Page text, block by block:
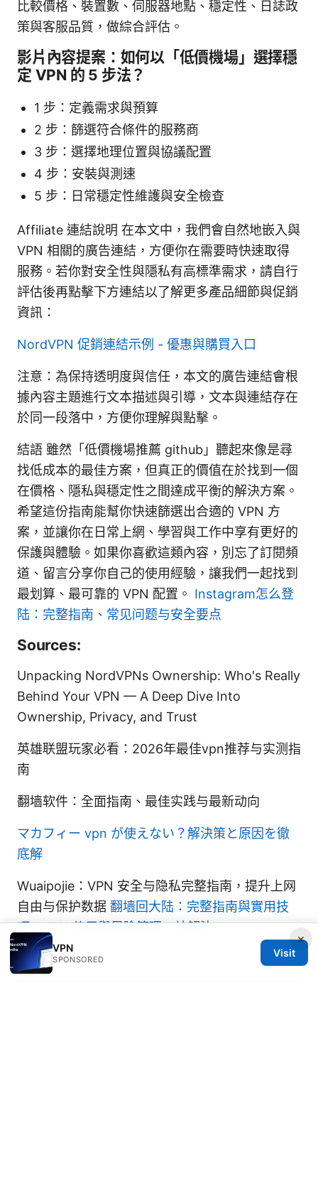
比較價格、裝置數、伺服器地點、穩定性、日誌政
策與客服品質，做綜合評估。
影片內容提案：如何以「低價機場」選擇穩
定 VPN 的 5 步法？
1 步：定義需求與預算
2 步：篩選符合條件的服務商
3 步：選擇地理位置與協議配置
4 步：安裝與測速
5 步：日常穩定性維護與安全檢查
Affiliate 連結說明 在本文中，我們會自然地嵌入與
VPN 相關的廣告連結，方便你在需要時快速取得
服務。若你對安全性與隱私有高標準需求，請自行
評估後再點擊下方連結以了解更多產品細節與促銷
資訊：
NordVPN 促銷連結示例 - 優惠與購買入口
注意：為保持透明度與信任，本文的廣告連結會根
據內容主題進行文本描述與引導，文本與連結存在
於同一段落中，方便你理解與點擊。
結語 雖然「低價機場推薦 github」聽起來像是尋
找低成本的最佳方案，但真正的價值在於找到一個
在價格、隱私與穩定性之間達成平衡的解決方案。
希望這份指南能幫你快速篩選出合適的 VPN 方
案，並讓你在日常上網、學習與工作中享有更好的
保護與體驗。如果你喜歡這類內容，別忘了訂閱頻
道、留言分享你自己的使用經驗，讓我們一起找到
最划算、最可靠的 VPN 配置。 Instagram怎么登
陆：完整指南、常见问题与安全要点
Sources:
Unpacking NordVPNs Ownership: Who's Really
Behind Your VPN — A Deep Dive Into
Ownership, Privacy, and Trust
英雄联盟玩家必看：2026年最佳vpn推荐与实测指
南
翻墙软件：全面指南、最佳实践与最新动向
マカフィー vpn が使えない？解決策と原因を徹
底解
Wuaipojie：VPN 安全与隐私完整指南，提升上网
自由与保护数据 翻墙回大陆：完整指南與實用技
巧，VPN 使用與風險管理一站解決
×
VPN
SPONSORED
Visit